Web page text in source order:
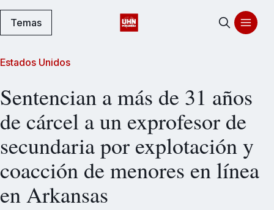
Temas
Estados Unidos
Sentencian a más de 31 años
de cárcel a un exprofesor de
secundaria por explotación y
coacción de menores en línea
en Arkansas